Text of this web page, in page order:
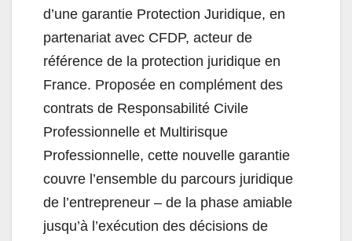
d’une garantie Protection Juridique, en
partenariat avec CFDP, acteur de
référence de la protection juridique en
France. Proposée en complément des
contrats de Responsabilité Civile
Professionnelle et Multirisque
Professionnelle, cette nouvelle garantie
couvre l’ensemble du parcours juridique
de l’entrepreneur – de la phase amiable
jusqu’à l’exécution des décisions de